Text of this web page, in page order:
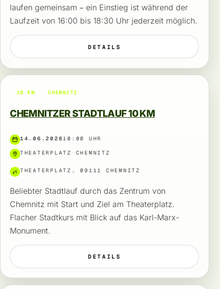
laufen gemeinsam – ein Einstieg ist während der
Laufzeit von 16:00 bis 18:30 Uhr jederzeit möglich.
DETAILS
10 KM CHEMNITZ
CHEMNITZER STADTLAUF 10 KM
14.06.202610:00 UHR
THEATERPLATZ CHEMNITZ
THEATERPLATZ, 09111 CHEMNITZ
Beliebter Stadtlauf durch das Zentrum von
Chemnitz mit Start und Ziel am Theaterplatz.
Flacher Stadtkurs mit Blick auf das Karl-Marx-
Monument.
DETAILS